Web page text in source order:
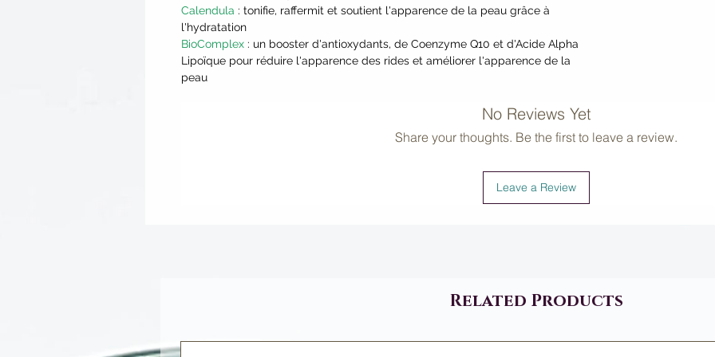
Calendula : tonifie, raffermit et soutient l'apparence de la peau grâce à
l'hydratation
BioComplex : un booster d'antioxydants, de Coenzyme Q10 et d'Acide Alpha
Lipoïque pour réduire l'apparence des rides et améliorer l'apparence de la
peau
No Reviews Yet
Share your thoughts. Be the first to leave a review.
Leave a Review
Related Products